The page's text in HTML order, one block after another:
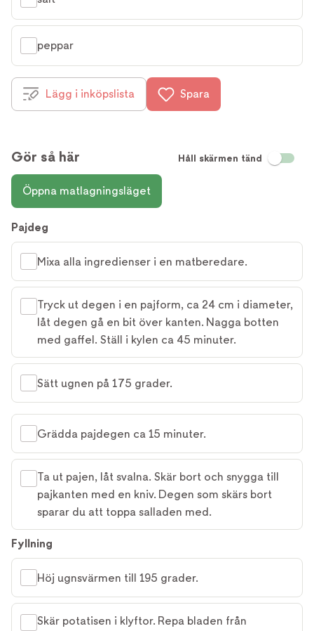
peppar
Lägg i inköpslista Spara
Gör så här Håll skärmen tänd
Öppna matlagningsläget
Pajdeg
Mixa alla ingredienser i en matberedare.
Tryck ut degen i en pajform, ca 24 cm i diameter,
låt degen gå en bit över kanten. Nagga botten
med gaffel. Ställ i kylen ca 45 minuter.
Sätt ugnen på 175 grader.
Grädda pajdegen ca 15 minuter.
Ta ut pajen, låt svalna. Skär bort och snygga till
pajkanten med en kniv. Degen som skärs bort
sparar du att toppa salladen med.
Fyllning
Höj ugnsvärmen till 195 grader.
Skär potatisen i klyftor. Repa bladen från